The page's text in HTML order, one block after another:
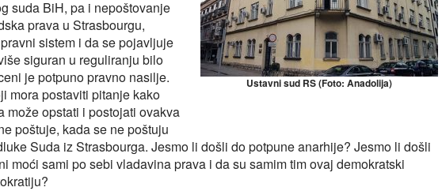
Ustavni sud RS (Foto: Anadolija)
suda BiH, pa i nepoštovanje
prava u Strasbourgu,
sistem i da se pojavljuje
siguran u reguliranju bilo
je potpuno pravno nasilje.
mora postaviti pitanje kako
opstati i postojati ovakva
poštuje, kada se ne poštuju
Suda iz Strasbourga. Jesmo li došli do potpune anarhije? Jesmo li došli
moći sami po sebi vladavina prava i da su samim tim ovaj demokratski